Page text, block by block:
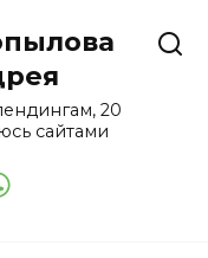
20
сайтами